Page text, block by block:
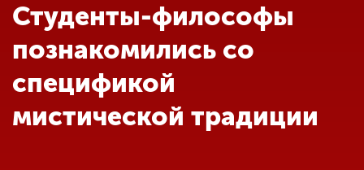
Абитуриенту
Обучение
Студенты-философы
познакомились со
спецификой
мистической традиции